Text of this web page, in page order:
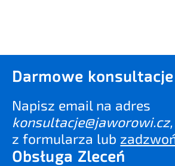
Darmowe konsultacje
Napisz email na adres
konsultacje@jaworowi.cz,
z formularza lub
Obsługa Zleceń